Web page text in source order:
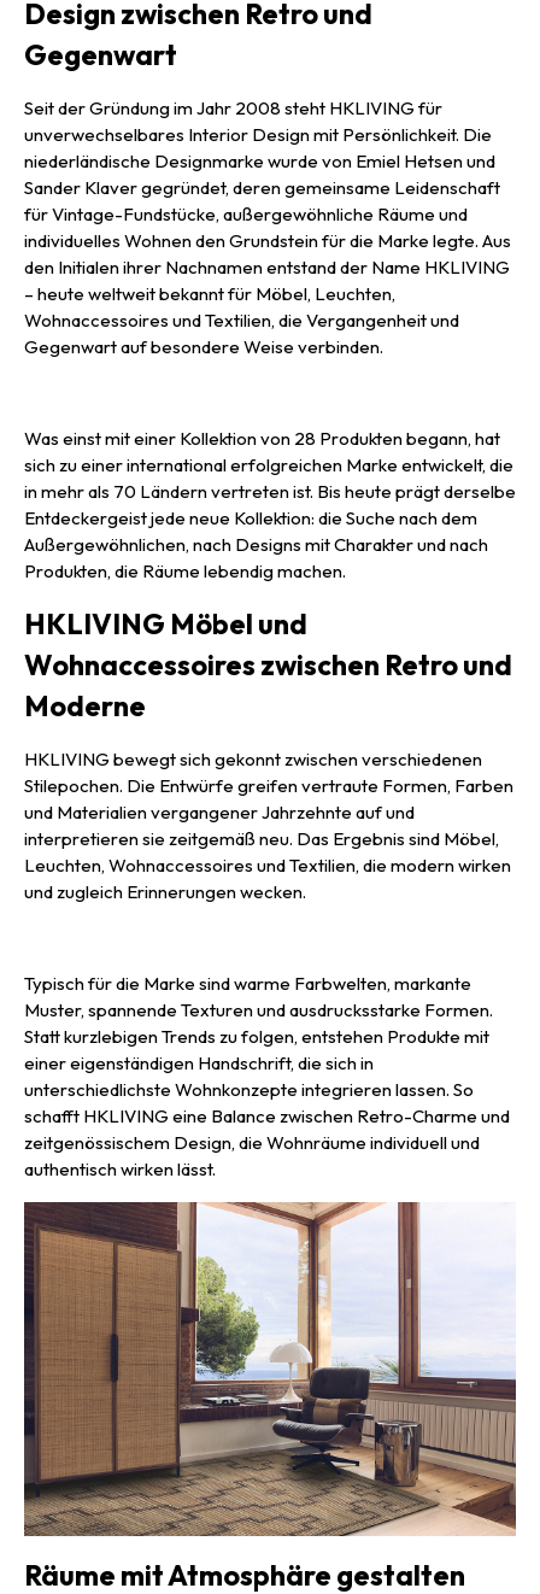
Design zwischen Retro und
Gegenwart
Seit der Gründung im Jahr 2008 steht HKLIVING für
unverwechselbares Interior Design mit Persönlichkeit. Die
niederländische Designmarke wurde von Emiel Hetsen und
Sander Klaver gegründet, deren gemeinsame Leidenschaft
für Vintage-Fundstücke, außergewöhnliche Räume und
individuelles Wohnen den Grundstein für die Marke legte. Aus
den Initialen ihrer Nachnamen entstand der Name HKLIVING
– heute weltweit bekannt für Möbel, Leuchten,
Wohnaccessoires und Textilien, die Vergangenheit und
Gegenwart auf besondere Weise verbinden.
Was einst mit einer Kollektion von 28 Produkten begann, hat
sich zu einer international erfolgreichen Marke entwickelt, die
in mehr als 70 Ländern vertreten ist. Bis heute prägt derselbe
Entdeckergeist jede neue Kollektion: die Suche nach dem
Außergewöhnlichen, nach Designs mit Charakter und nach
Produkten, die Räume lebendig machen.
HKLIVING Möbel und
Wohnaccessoires zwischen Retro und
Moderne
HKLIVING bewegt sich gekonnt zwischen verschiedenen
Stilepochen. Die Entwürfe greifen vertraute Formen, Farben
und Materialien vergangener Jahrzehnte auf und
interpretieren sie zeitgemäß neu. Das Ergebnis sind Möbel,
Leuchten, Wohnaccessoires und Textilien, die modern wirken
und zugleich Erinnerungen wecken.
Typisch für die Marke sind warme Farbwelten, markante
Muster, spannende Texturen und ausdrucksstarke Formen.
Statt kurzlebigen Trends zu folgen, entstehen Produkte mit
einer eigenständigen Handschrift, die sich in
unterschiedlichste Wohnkonzepte integrieren lassen. So
schafft HKLIVING eine Balance zwischen Retro-Charme und
zeitgenössischem Design, die Wohnräume individuell und
authentisch wirken lässt.
Räume mit Atmosphäre gestalten